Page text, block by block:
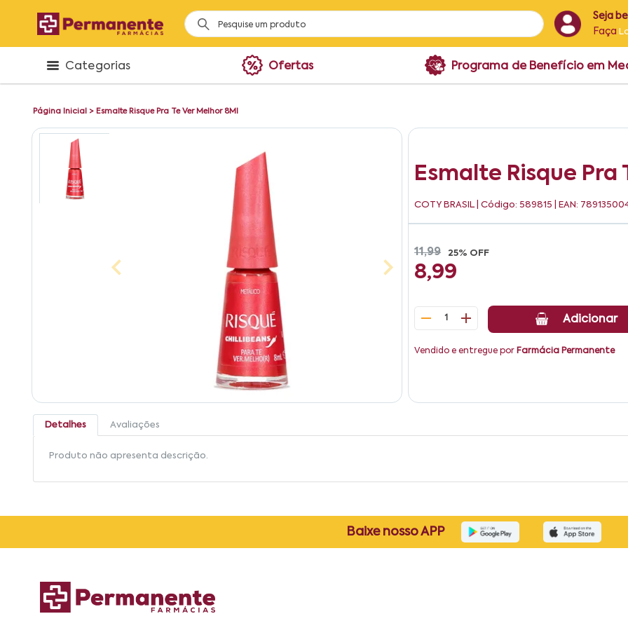
Seja
Faça
Categorias Ofertas Programa de Benefício em
Página Inicial > Esmalte Risque Pra Te Ver Melhor 8Ml
Esmalte Risque Pra
COTY BRASIL | Código: 589815 | EAN:
11,99 25% OFF
8,99
1 Adicionar
Vendido e entregue por Farmácia Permanente
Detalhes Avaliações
Produto não apresenta descrição.
Baixe nosso APP